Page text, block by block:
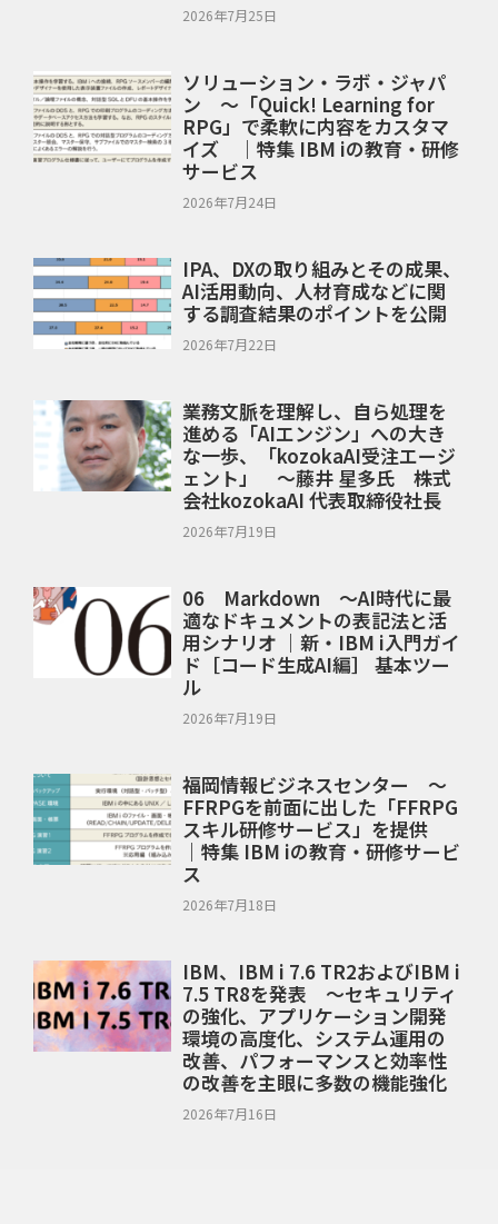
2026年7月25日
ソリューション・ラボ・ジャパ
ン ～「Quick! Learning for
RPG」で柔軟に内容をカスタマ
イズ ｜特集 IBM iの教育・研修
サービス
2026年7月24日
IPA、DXの取り組みとその成果、
AI活用動向、人材育成などに関
する調査結果のポイントを公開
2026年7月22日
業務文脈を理解し、自ら処理を
進める「AIエンジン」への大き
な一歩、「kozokaAI受注エージ
ェント」 ～藤井 星多氏 株式
会社kozokaAI 代表取締役社長
2026年7月19日
06 Markdown ～AI時代に最
適なドキュメントの表記法と活
用シナリオ ｜新・IBM i入門ガイ
ド［コード生成AI編］ 基本ツー
ル
2026年7月19日
福岡情報ビジネスセンター ～
FFRPGを前面に出した「FFRPG
スキル研修サービス」を提供
｜特集 IBM iの教育・研修サービ
ス
2026年7月18日
IBM、IBM i 7.6 TR2およびIBM i
7.5 TR8を発表 ～セキュリティ
の強化、アプリケーション開発
環境の高度化、システム運用の
改善、パフォーマンスと効率性
の改善を主眼に多数の機能強化
2026年7月16日